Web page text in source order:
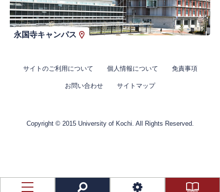
永国寺キャンパス
サイトのご利用について 個人情報について 免責事項
お問い合わせ サイトマップ
Copyright © 2015 University of Kochi. All Rights Reserved.